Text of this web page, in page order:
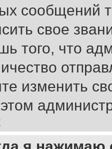
сообщений
свое
того, что
изменить